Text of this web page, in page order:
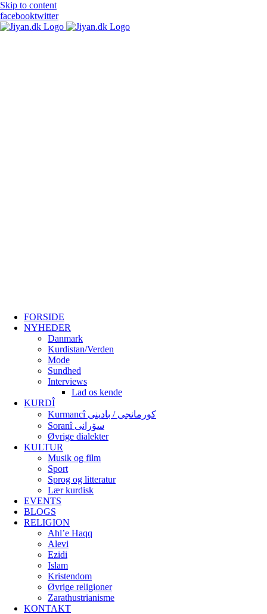
Skip to content
facebooktwitter
FORSIDE
NYHEDER
Danmark
Kurdistan/Verden
Mode
Sundhed
Interviews
Lad os kende
KURDÎ
Kurmancî کورمانجی / بادینی
Soranî سۆرانی
Øvrige dialekter
KULTUR
Musik og film
Sport
Sprog og litteratur
Lær kurdisk
EVENTS
BLOGS
RELIGION
Ahl’e Haqq
Alevi
Ezidi
Islam
Kristendom
Øvrige religioner
Zarathustrianisme
KONTAKT